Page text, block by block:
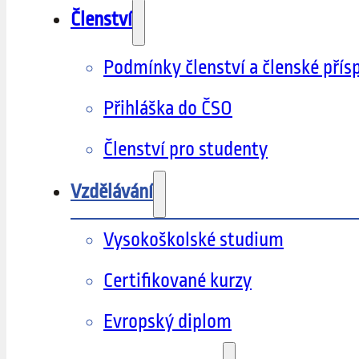
Členství
Podmínky členství a členské
Přihláška do ČSO
Členství pro studenty
Vzdělávání
Vysokoškolské studium
Certifikované kurzy
Evropský diplom